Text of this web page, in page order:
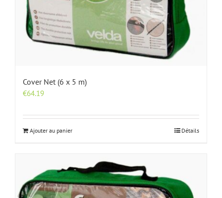
Cover Net (6 x 5 m)
€64.19
Ajouter au panier Détails